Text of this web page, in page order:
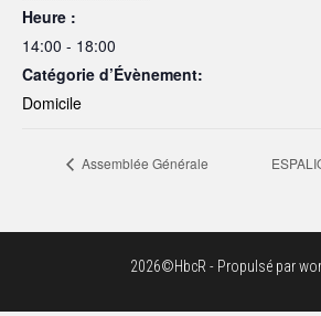
Heure :
14:00 - 18:00
Catégorie d’Évènement:
Domicile
Assemblée Générale
2026©HbcR - Propulsé par